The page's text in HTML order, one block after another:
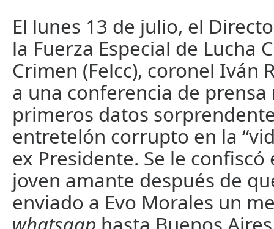
El lunes 13 de julio, el
la Fuerza Especial de Lucha
Crimen (Felcc), coronel Iván
a una conferencia de
primeros datos
entretelón corrupto en la
ex Presidente. Se le confiscó
joven amante después de
enviado a Evo Morales un